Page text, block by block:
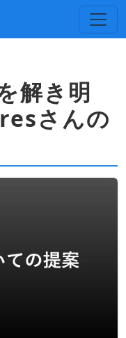
解き明
さんの